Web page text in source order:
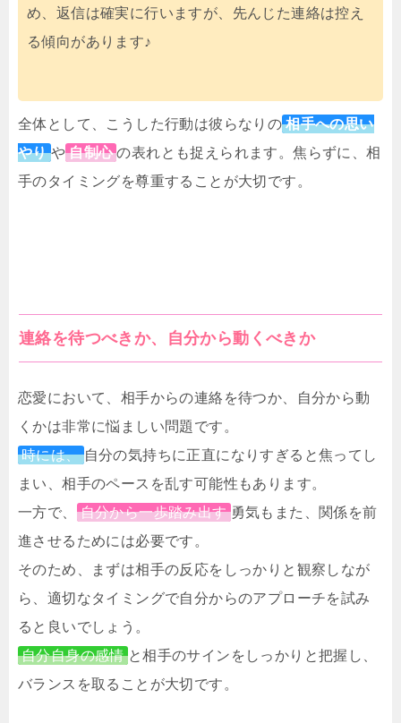
め、返信は確実に行いますが、先んじた連絡は控え
る傾向があります♪
全体として、こうした行動は彼らなりの 相手への思い
やり や 自制心 の表れとも捉えられます。焦らずに、相
手のタイミングを尊重することが大切です。
連絡を待つべきか、自分から動くべきか
恋愛において、相手からの連絡を待つか、自分から動
くかは非常に悩ましい問題です。
時には、 自分の気持ちに正直になりすぎると焦ってし
まい、相手のペースを乱す可能性もあります。
一方で、
自分から一歩踏み出す 勇気もまた、関係を前
進させるためには必要です。
そのため、まずは相手の反応をしっかりと観察しなが
ら、適切なタイミングで自分からのアプローチを試み
ると良いでしょう。
自分自身の感情 と相手のサインをしっかりと把握し、
バランスを取ることが大切です。